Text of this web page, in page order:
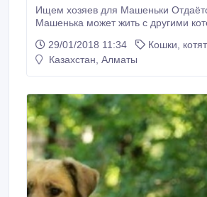
Ищем хозяев для Машеньки
Машенька может жить с другими
воспитанная, в меру игривая. Стерилизованная,
обработана от всех паразитов.
если её держать в прохладном
начинается кашель.
29/01/2018 11:34
Кошки,
Казахстан, Алматы